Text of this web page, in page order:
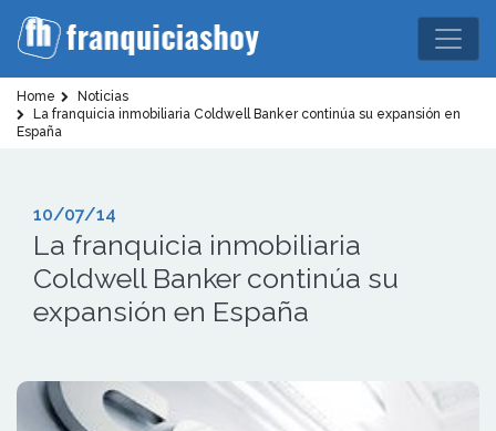
Home
Noticias
La franquicia inmobiliaria Coldwell Banker continúa su expansión en
España
10/07/14
La franquicia inmobiliaria
Coldwell Banker continúa su
expansión en España